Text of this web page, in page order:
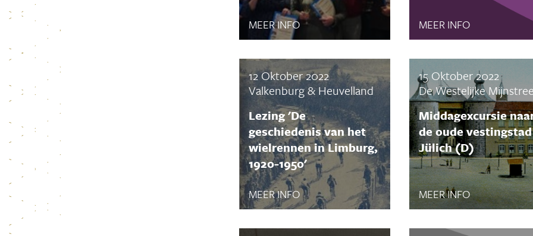
MEER INFO MEER INFO
12 Oktober 2022
Valkenburg & Heuvelland
Lezing 'De
geschiedenis van het
wielrennen in Limburg,
1920-1950'
MEER INFO
15 Oktober 2022
De Westelijke
Middagexcursie
de oude vestingstad
Jülich (D)
MEER INFO